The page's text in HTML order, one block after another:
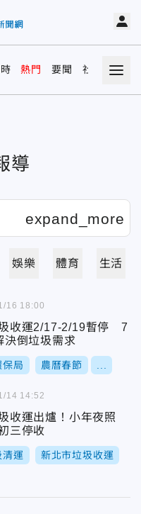
熱門 要聞 社會 娛樂
導
娛樂 體育 生活
收運2/17-2/19暫停 7
決倒垃圾需求
保局 農曆春節
16 18:00
收運出爐！小年夜照
三停收
清運 新北市垃圾收運
14 14:52